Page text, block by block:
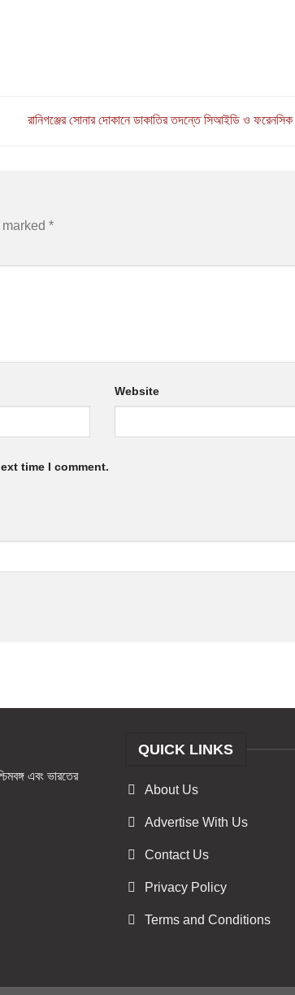
রানিগঞ্জের সোনার দোকানে ডাকাতির তদন্তে সিআইডি ও
*
Website
time I comment.
এবং ভারতের
QUICK LINKS
About Us
Advertise With Us
Contact Us
Privacy Policy
Terms and Conditions